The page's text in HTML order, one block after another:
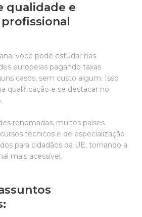
qualidade e
você pode estudar nas
europeias pagando taxas
casos, sem custo algum. Isso
qualificação e se destacar no
renomadas, muitos países
técnicos e de especialização
para cidadãos da UE, tornando a
mais acessível.